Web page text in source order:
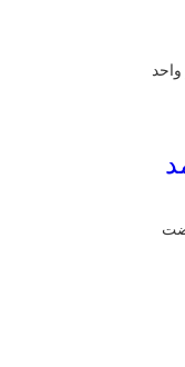
قرارداد در خصوص نهضت ملی مسکن ۹۱ هزار واحد
مسکونی نهضت